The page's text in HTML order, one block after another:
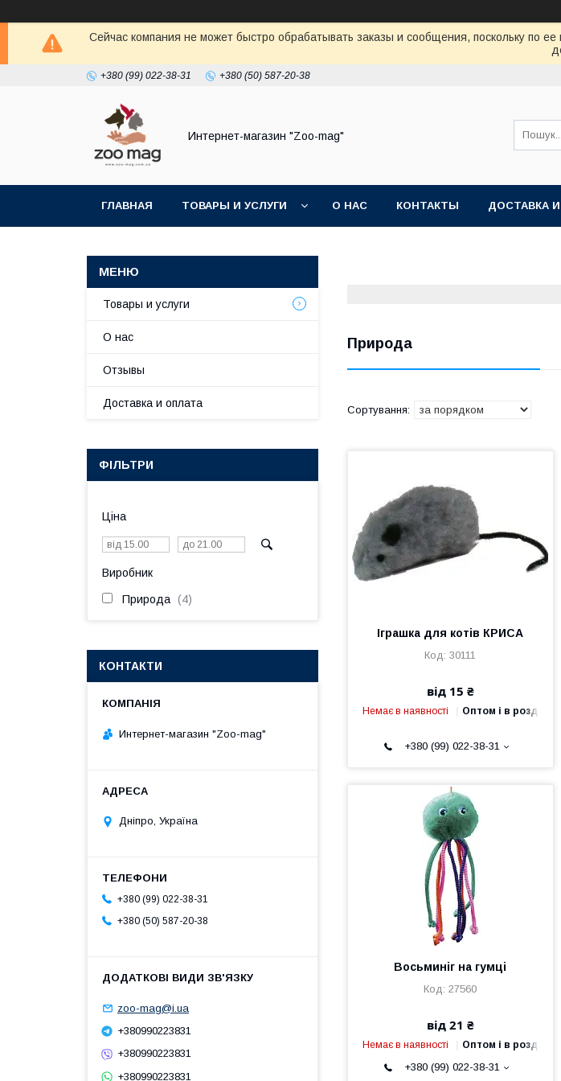
Сейчас компания не может быстро обрабатывать заказы и сообщения, поскольку по
+380 (99) 022-38-31 +380 (50) 587-20-38
Интернет-магазин "Zoo-mag"
ГЛАВНАЯ ТОВАРЫ И УСЛУГИ О НАС КОНТАКТЫ ДОСТАВКА
Природа
Іграшка для котів КРИСА
30111
від 15 ₴
Немає в наявності Оптом і в роздріб
+380 (99) 022-38-31
Восьминіг на гумці
27560
від 21 ₴
Немає в наявності Оптом і в роздріб
+380 (99) 022-38-31
Товары и услуги
О нас
Отзывы
Доставка и оплата
ФІЛЬТРИ
Ціна
Виробник
Природа 4
КОНТАКТИ
Интернет-магазин "Zoo-mag"
Дніпро, Україна
+380 (99) 022-38-31
+380 (50) 587-20-38
zoo-mag@i.ua
+380990223831
+380990223831
+380990223831